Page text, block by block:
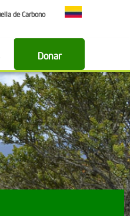
de Carbono
Donar